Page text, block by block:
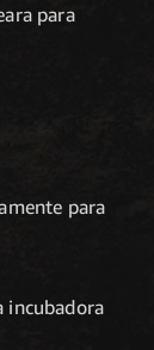
para
para
incubadora